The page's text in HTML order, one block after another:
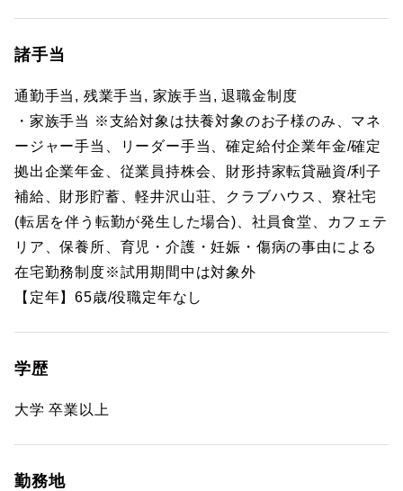
諸手当
通勤手当, 残業手当, 家族手当, 退職金制度
・家族手当 ※支給対象は扶養対象のお子様のみ、マネ
ージャー手当、リーダー手当、確定給付企業年金/確定
拠出企業年金、従業員持株会、財形持家転貸融資/利子
補給、財形貯蓄、軽井沢山荘、クラブハウス、寮社宅
(転居を伴う転勤が発生した場合)、社員食堂、カフェテ
リア、保養所、育児・介護・妊娠・傷病の事由による
在宅勤務制度※試用期間中は対象外
【定年】65歳/役職定年なし
学歴
大学 卒業以上
勤務地